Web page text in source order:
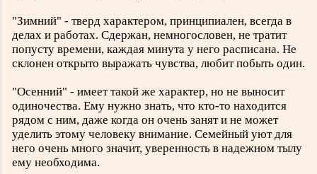
"Зимний" - тверд характером, принципиален, всегда в
делах и работах. Сдержан, немногословен, не тратит
попусту времени, каждая минута у него расписана. Не
склонен открыто выражать чувства, любит побыть один.
"Осенний" - имеет такой же характер, но не выносит
одиночества. Ему нужно знать, что кто-то находится
рядом с ним, даже когда он очень занят и не может
уделить этому человеку внимание. Семейный уют для
него очень много значит, уверенность в надежном тылу
ему необходима.